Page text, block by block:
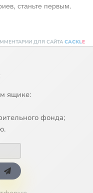
станьте первым.
ДЛЯ САЙТА CACKLE
ящике:
фонда;